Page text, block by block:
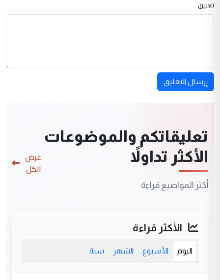
تعليق
إرسال التعليق
تعليقاتكم والموضوعات
الأكثر تداولاً
أكثر المواضيع قراءة
عرض
الكل
الأكثر قراءة
اليوم الأسبوع الشهر سنة